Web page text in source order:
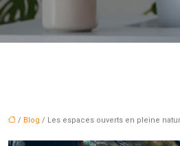
/ Blog / Les espaces ouverts en pleine